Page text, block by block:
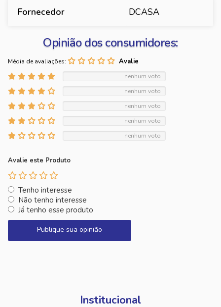
Fornecedor DCASA
Opinião dos consumidores:
Média de avaliações:
nenhum voto
nenhum voto
nenhum voto
nenhum voto
nenhum voto
Avalie este Produto
Tenho interesse
Não tenho interesse
Já tenho esse produto
Publique sua opinião
Institucional